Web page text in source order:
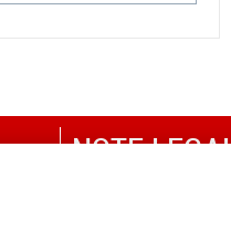
NOTE